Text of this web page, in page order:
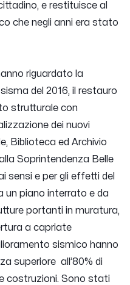
e restituisce al
che negli anni era stato
riguardato la
del 2016, il restauro
strutturale con
dei nuovi
Biblioteca ed Archivio
Soprintendenza Belle
sensi e per gli effetti del
un piano interrato e da
portanti in muratura,
a capriate
sismico hanno
superiore all’80% di
costruzioni. Sono stati